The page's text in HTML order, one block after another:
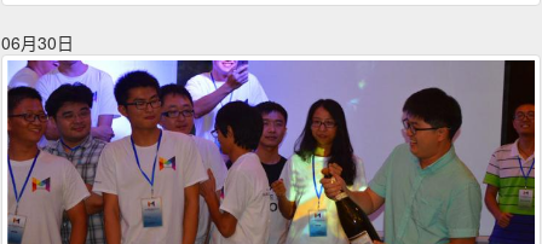
06月30日